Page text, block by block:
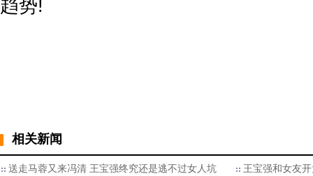
趋势!
相关新闻
送走马蓉又来冯清 王宝强终究还是逃不过女人坑
王宝强和女友